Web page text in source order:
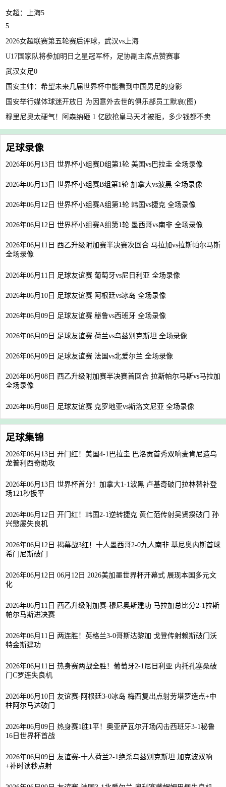
女超：上海5
5
2026女超联赛第五轮赛后评球，武汉vs上海
U17国家队将参加明日之星冠军杯，足协副主席点赞赛事
武汉女足0
国安主帅：希望未来几届世界杯中能看到中国男足的身影
国安举行媒体球迷开放日 为因意外去世的俱乐部员工默哀(图)
穆里尼奥太硬气！阿森纳砸 1 亿欧抢皇马天才被拒，多少钱都不卖
足球录像
2026年06月13日 世界杯小组赛D组第1轮 美国vs巴拉圭 全场录像
2026年06月13日 世界杯小组赛B组第1轮 加拿大vs波黑 全场录像
2026年06月12日 世界杯小组赛A组第1轮 韩国vs捷克 全场录像
2026年06月12日 世界杯小组赛A组第1轮 墨西哥vs南非 全场录像
2026年06月11日 西乙升级附加赛半决赛次回合 马拉加vs拉斯帕尔马斯
全场录像
2026年06月11日 足球友谊赛 葡萄牙vs尼日利亚 全场录像
2026年06月10日 足球友谊赛 阿根廷vs冰岛 全场录像
2026年06月09日 足球友谊赛 秘鲁vs西班牙 全场录像
2026年06月09日 足球友谊赛 荷兰vs乌兹别克斯坦 全场录像
2026年06月09日 足球友谊赛 法国vs北爱尔兰 全场录像
2026年06月08日 西乙升级附加赛半决赛首回合 拉斯帕尔马斯vs马拉加
全场录像
2026年06月08日 足球友谊赛 克罗地亚vs斯洛文尼亚 全场录像
足球集锦
2026年06月13日 开门红！美国4-1巴拉圭 巴洛贡首秀双响麦肯尼造乌
龙普利西奇助攻
2026年06月13日 世界杯首分！加拿大1-1波黑 卢基奇破门拉林替补登
场121秒扳平
2026年06月12日 开门红！韩国2-1逆转捷克 黄仁范传射吴贤揆破门 孙
兴慜屡失良机
2026年06月12日 揭幕战3红！十人墨西哥2-0九人南非 基尼奥内斯首球
希门尼斯破门
2026年06月12日 06月12日 2026美加墨世界杯开幕式 展现本国多元文
化
2026年06月11日 西乙升级附加赛-穆尼奥斯建功 马拉加总比分2-1拉斯
帕尔马斯进决赛
2026年06月11日 两连胜！英格兰3-0哥斯达黎加 戈登传射赖斯破门沃
特金斯建功
2026年06月11日 热身赛两战全胜！葡萄牙2-1尼日利亚 内托孔塞桑破
门C罗连失良机
2026年06月10日 友谊赛-阿根廷3-0冰岛 梅西复出点射劳塔罗造点+中
柱阿尔马达破门
2026年06月09日 热身赛1胜1平！奥亚萨瓦尔开场闪击西班牙3-1秘鲁
16日世界杯首战
2026年06月09日 友谊赛-十人荷兰2-1绝杀乌兹别克斯坦 加克波双响
+补时读秒点射